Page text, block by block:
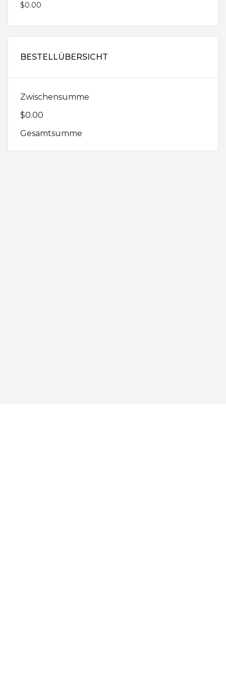
$0.00
BESTELLÜBERSICHT
Zwischensumme
$0.00
Gesamtsumme